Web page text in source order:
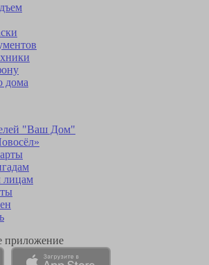
дома
"Ваш Дом"
лицам
приложение